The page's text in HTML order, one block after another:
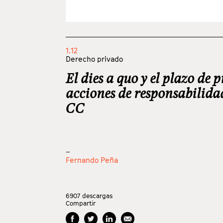
1.12
Derecho privado
El dies a quo y el plazo de
acciones de
CC
_
Fernando Peña
6907 descargas
Compartir